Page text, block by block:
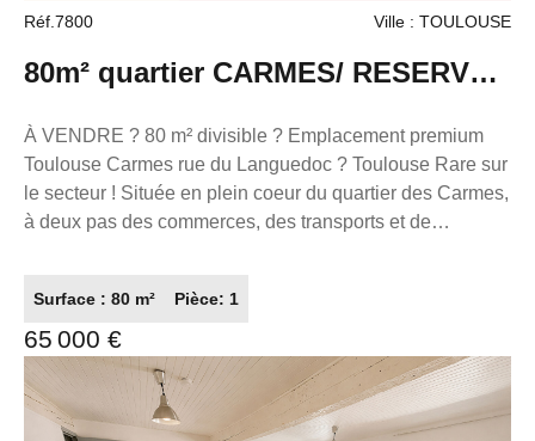
Réf.7800 Ville : TOULOUSE
80m² quartier CARMES/ RESERVE
OU AMENAGEMENT EN LOTS
À VENDRE ? 80 m² divisible ? Emplacement premium
Toulouse Carmes rue du Languedoc ? Toulouse Rare sur
le secteur ! Située en plein coeur du quartier des Carmes,
à deux pas des commerces, des transports et de
Les atouts : Environ 80 m² de surface. Entièrement
divisible selon vos besoins. Possibilité de créer plusieurs
boxes de stockage destinés à la location, dans un secteur
où la demande est très forte. Possibilité d'aménager un
local professionnel pour de nombreuses activités (sous
Surface : 80 m² Pièce: 1
65 000 €